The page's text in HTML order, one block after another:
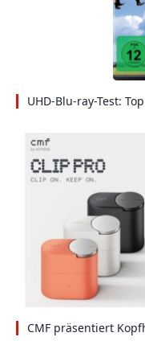
UHD-Blu-ray-Test:
CMF präsentiert